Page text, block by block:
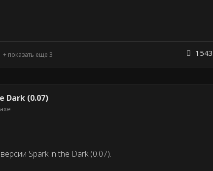
+ показать еще 3 1543
Dark (0.07)
Spark in the Dark (0.07).